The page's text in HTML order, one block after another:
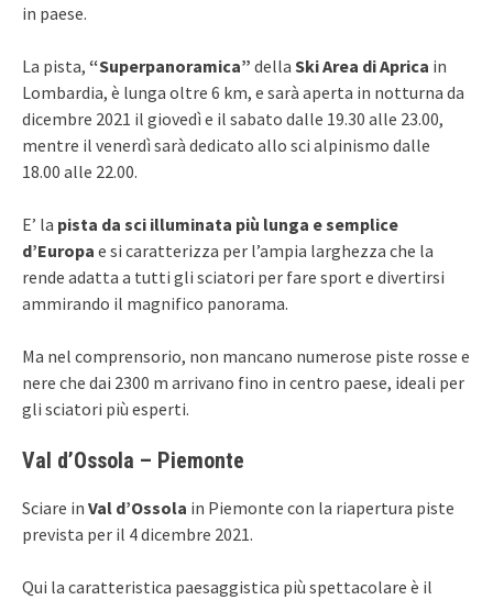
in paese.
La pista, “Superpanoramica” della Ski Area di Aprica in
Lombardia, è lunga oltre 6 km, e sarà aperta in notturna da
dicembre 2021 il giovedì e il sabato dalle 19.30 alle 23.00,
mentre il venerdì sarà dedicato allo sci alpinismo dalle
18.00 alle 22.00.
E’ la pista da sci illuminata più lunga e semplice
d’Europa e si caratterizza per l’ampia larghezza che la
rende adatta a tutti gli sciatori per fare sport e divertirsi
ammirando il magnifico panorama.
Ma nel comprensorio, non mancano numerose piste rosse e
nere che dai 2300 m arrivano fino in centro paese, ideali per
gli sciatori più esperti.
Val d’Ossola – Piemonte
Sciare in Val d’Ossola in Piemonte con la riapertura piste
prevista per il 4 dicembre 2021.
Qui la caratteristica paesaggistica più spettacolare è il